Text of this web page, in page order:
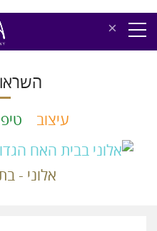
×
עיצוב
אלוני -